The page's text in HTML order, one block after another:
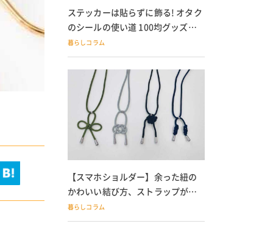
ステッカーは貼らずに飾る! オタク
のシールの使い道 100均グッズで
の飾り方も
暮らしコラム
【スマホショルダー】余った紐の
かわいい結び方、ストラップが落
ちる人必見
暮らしコラム